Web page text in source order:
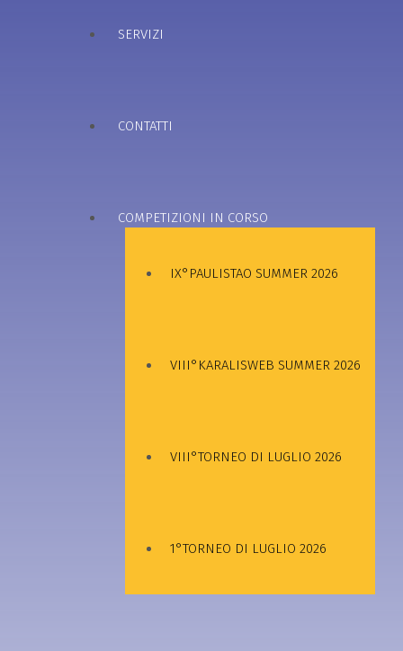
SERVIZI
CONTATTI
COMPETIZIONI IN CORSO
IX°PAULISTAO SUMMER 2026
VIII°KARALISWEB SUMMER 2026
VIII°TORNEO DI LUGLIO 2026
1°TORNEO DI LUGLIO 2026